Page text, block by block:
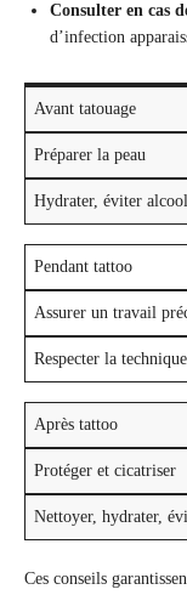
Consulter en cas
d’infection
Avant tatouage
Préparer la peau
Hydrater, éviter
Pendant tattoo
Assurer un travail
Respecter la
Après tattoo
Protéger et cicatriser
Nettoyer, hydrater,
Ces conseils